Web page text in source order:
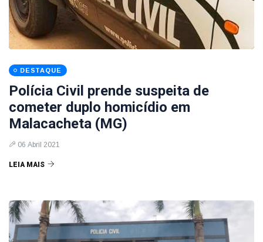
DESTAQUE
Polícia Civil prende suspeita de
cometer duplo homicídio em
Malacacheta (MG)
06 Abril 2021
LEIA MAIS